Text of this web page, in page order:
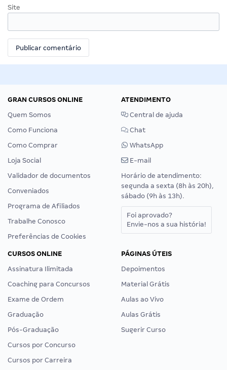
Site
GRAN CURSOS ONLINE
Quem Somos
Como Funciona
Como Comprar
Loja Social
Validador de documentos
Conveniados
Programa de Afiliados
Trabalhe Conosco
Preferências de Cookies
ATENDIMENTO
Central de ajuda
Chat
WhatsApp
E-mail
Horário de atendimento:
segunda a sexta (8h às 20h),
sábado (9h às 13h).
Foi aprovado?
Envie-nos a sua história!
CURSOS ONLINE
Assinatura Ilimitada
Coaching para Concursos
Exame de Ordem
Graduação
Pós-Graduação
Cursos por Concurso
Cursos por Carreira
PÁGINAS ÚTEIS
Depoimentos
Material Grátis
Aulas ao Vivo
Aulas Grátis
Sugerir Curso